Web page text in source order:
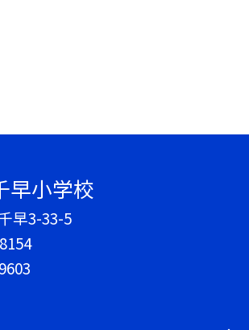
早小学校
早3-33-5